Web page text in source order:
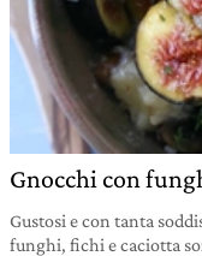
Gnocchi con
Gustosi e con tanta
funghi, fichi e caciotta